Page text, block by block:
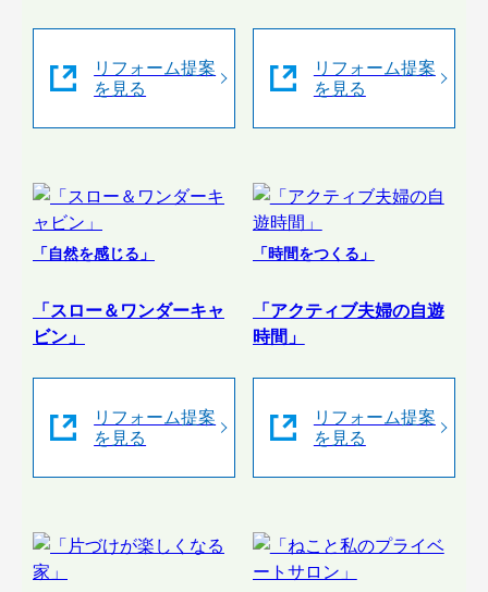
リフォーム提案
を見る
リフォーム提案
を見る
「自然を感じる」
「スロー＆ワンダーキャ
ビン」
リフォーム提案
を見る
「時間をつくる」
「アクティブ夫婦の自遊
時間」
リフォーム提案
を見る